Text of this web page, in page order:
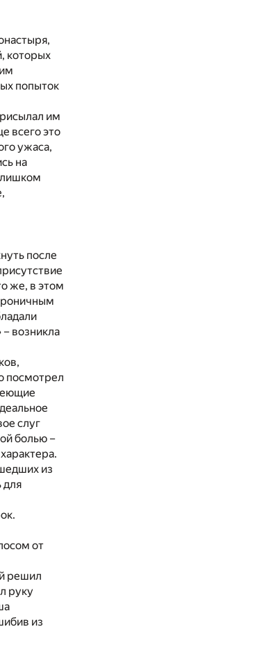
которых
попыток
им
всего это
ужаса,
на
после
же, в этом
возникла
посмотрел
слуг
болью –
из
для
от
решил
руку
из